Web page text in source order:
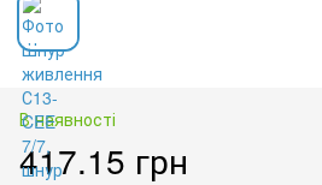
В наявності
417.15 грн